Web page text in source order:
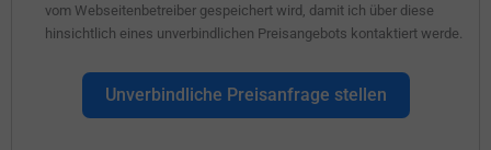
vom Webseitenbetreiber gespeichert wird, damit ich über diese
hinsichtlich eines unverbindlichen Preisangebots kontaktiert werde.
Unverbindliche Preisanfrage stellen